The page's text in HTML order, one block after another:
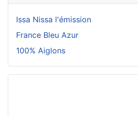
Issa Nissa l'émission
France Bleu Azur
100% Aiglons